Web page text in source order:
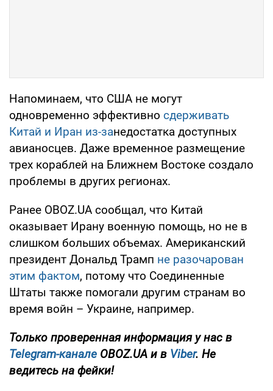
Напоминаем, что США не могут
одновременно эффективно сдерживать
Китай и Иран из-занедостатка доступных
авианосцев. Даже временное размещение
трех кораблей на Ближнем Востоке создало
проблемы в других регионах.
Ранее OBOZ.UA сообщал, что Китай
оказывает Ирану военную помощь, но не в
слишком больших объемах. Американский
президент Дональд Трамп не разочарован
этим фактом, потому что Соединенные
Штаты также помогали другим странам во
время войн – Украине, например.
Только проверенная информация у нас в
Telegram-канале OBOZ.UA и в Viber. Не
ведитесь на фейки!